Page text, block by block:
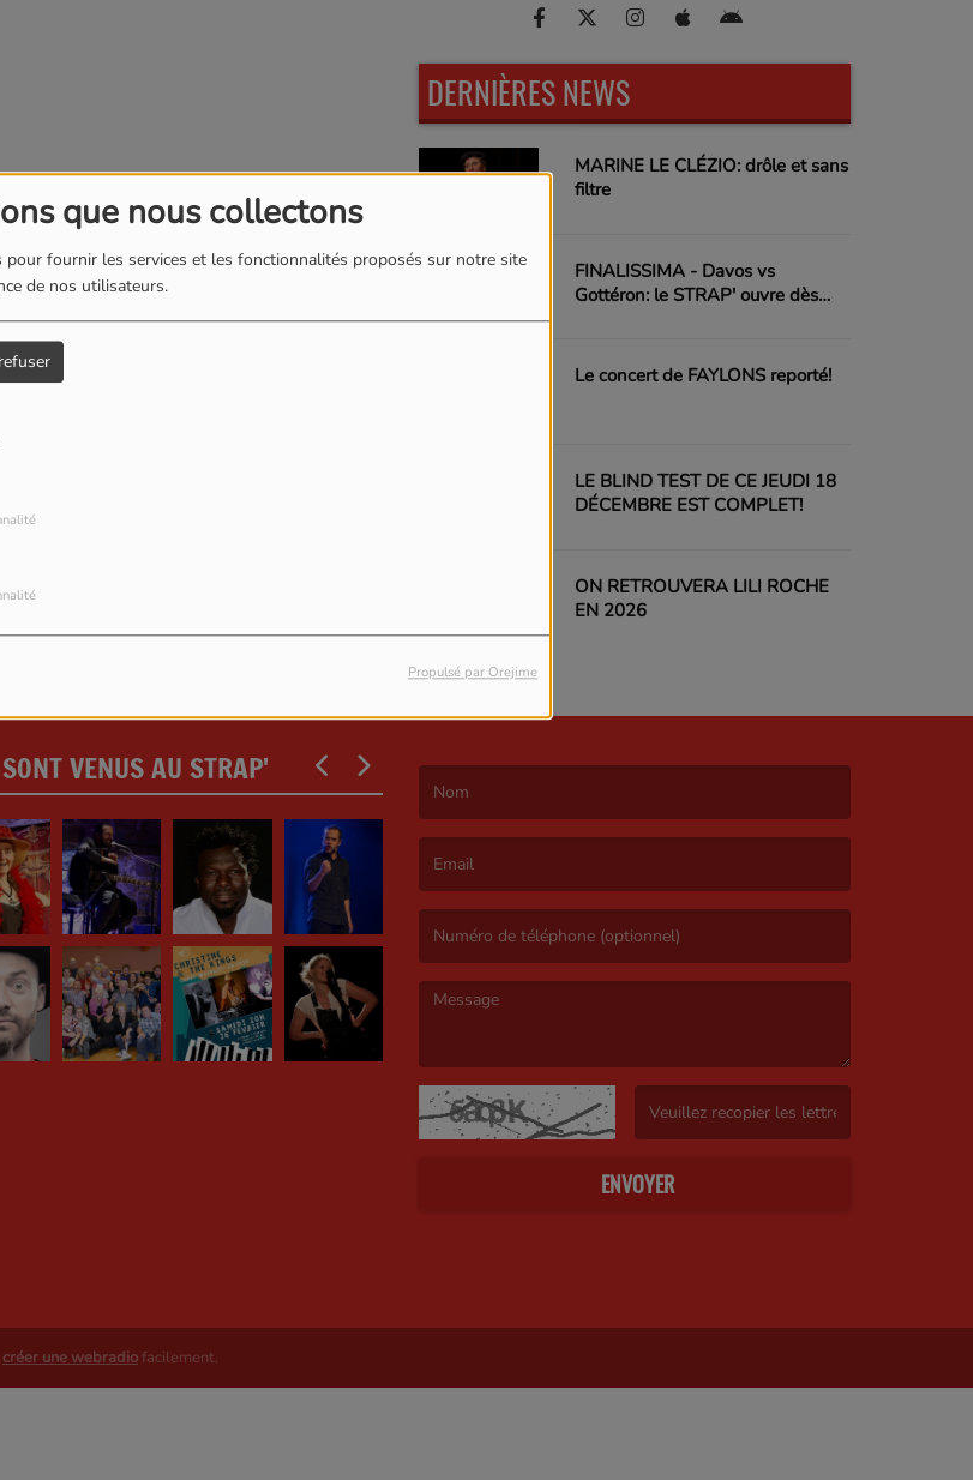
que nous collectons
pour fournir les services et les fonctionnalités proposés sur notre site
de nos utilisateurs.
Propulsé par Orejime
DERNIÈRES NEWS
MARINE LE CLÉZIO: drôle et sans
filtre
FINALISSIMA - Davos vs
Gottéron: le STRAP' ouvre dès
Le concert de FAYLONS reporté!
LE BLIND TEST DE CE JEUDI 18
DÉCEMBRE EST COMPLET!
ON RETROUVERA LILI ROCHE
EN 2026
VENUS AU STRAP'
ENVOYER
créer une webradio facilement.